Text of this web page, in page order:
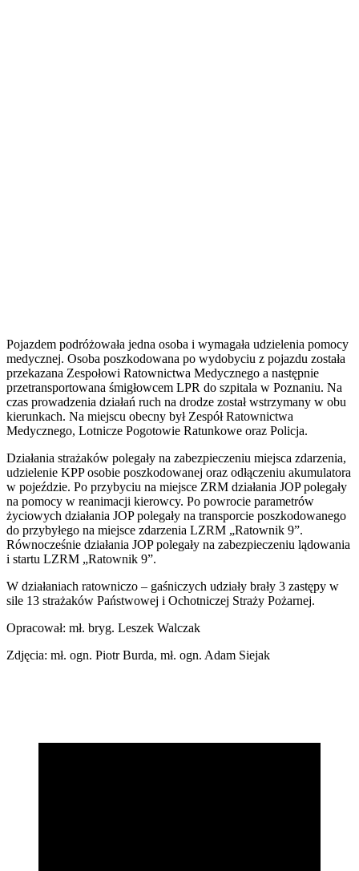
Pojazdem podróżowała jedna osoba i wymagała udzielenia pomocy
medycznej. Osoba poszkodowana po wydobyciu z pojazdu została
przekazana Zespołowi Ratownictwa Medycznego a następnie
przetransportowana śmigłowcem LPR do szpitala w Poznaniu. Na
czas prowadzenia działań ruch na drodze został wstrzymany w obu
kierunkach. Na miejscu obecny był Zespół Ratownictwa
Medycznego, Lotnicze Pogotowie Ratunkowe oraz Policja.
Działania strażaków polegały na zabezpieczeniu miejsca zdarzenia,
udzielenie KPP osobie poszkodowanej oraz odłączeniu akumulatora
w pojeździe. Po przybyciu na miejsce ZRM działania JOP polegały
na pomocy w reanimacji kierowcy. Po powrocie parametrów
życiowych działania JOP polegały na transporcie poszkodowanego
do przybyłego na miejsce zdarzenia LZRM „Ratownik 9”.
Równocześnie działania JOP polegały na zabezpieczeniu lądowania
i startu LZRM „Ratownik 9”.
W działaniach ratowniczo – gaśniczych udziały brały 3 zastępy w
sile 13 strażaków Państwowej i Ochotniczej Straży Pożarnej.
Opracował: mł. bryg. Leszek Walczak
Zdjęcia: mł. ogn. Piotr Burda, mł. ogn. Adam Siejak